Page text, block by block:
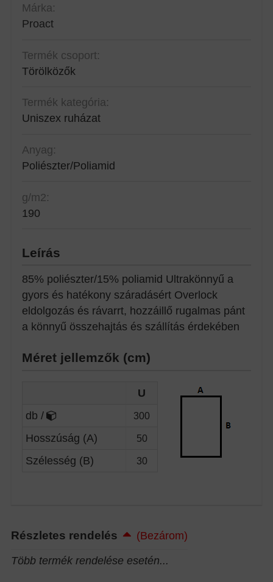
Márka:
Proact
Termék csoport:
Törölközők
Termék kategória:
Uniszex ruházat
Anyag:
Poliészter/Poliamid
g/m2:
190
Leírás
85% poliészter/15% poliamid Ultrakönnyű a
gyors és hatékony száradásért Overlock
eldolgozás és rávarrt, hozzáillő rugalmas pánt
a könnyű összehajtás és szállítás érdekében
Méret jellemzők (cm)
U
db /
300
Hosszúság (A) 50
Szélesség (B) 30
Részletes rendelés
(Bezárom)
Több termék rendelése esetén...